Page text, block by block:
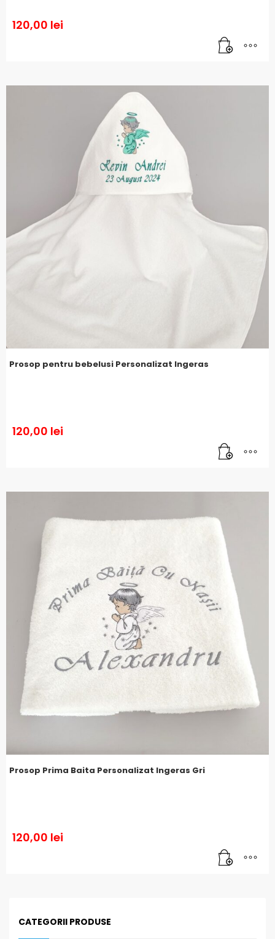
120,00 lei
Prosop pentru bebelusi Personalizat Ingeras
120,00 lei
Prosop Prima Baita Personalizat Ingeras Gri
120,00 lei
CATEGORII PRODUSE